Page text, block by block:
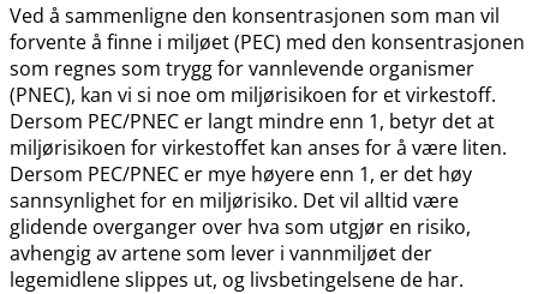
Ved å sammenligne den konsentrasjonen som man vil
forvente å finne i miljøet (PEC) med den konsentrasjonen
som regnes som trygg for vannlevende organismer
(PNEC), kan vi si noe om miljørisikoen for et virkestoff.
Dersom PEC​​/​​PNEC er langt mindre enn 1, betyr det at
miljørisikoen for virkestoffet kan anses for å være liten.
Dersom PEC​​/​​PNEC er mye høyere enn 1, er det høy
sannsynlighet for en miljørisiko. Det vil alltid være
glidende overganger over hva som utgjør en risiko,
avhengig av artene som lever i vannmiljøet der
legemidlene slippes ut, og livsbetingelsene de har.